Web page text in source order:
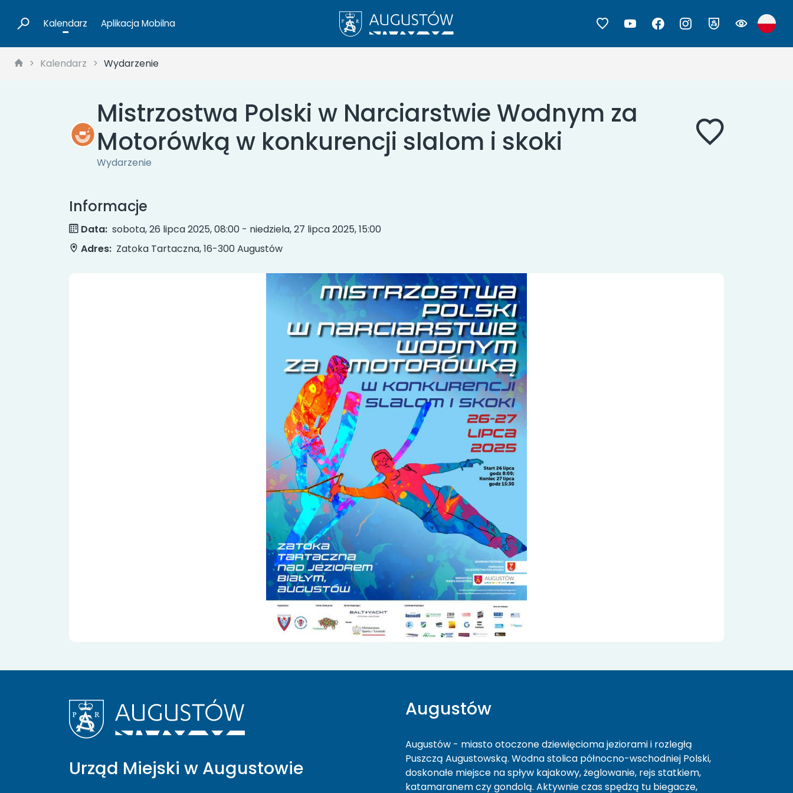
Kalendarz Aplikacja Mobilna
Kalendarz Wydarzenie
Mistrzostwa Polski w Narciarstwie Wodnym za
Motorówką w konkurencji slalom i skoki
Wydarzenie
Informacje
Data: sobota, 26 lipca 2025, 08:00 - niedziela, 27 lipca 2025, 15:00
Adres: Zatoka Tartaczna, 16-300 Augustów
Urząd Miejski w Augustowie
Augustów
Augustów - miasto otoczone dziewięcioma jeziorami i rozległą
Puszczą Augustowską. Wodna stolica północno-wschodniej Polski,
doskonałe miejsce na spływ kajakowy, żeglowanie, rejs statkiem,
katamaranem czy gondolą. Aktywnie czas spędzą tu biegacze,